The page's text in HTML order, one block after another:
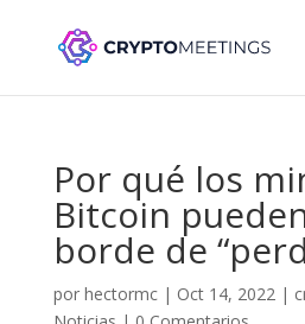
Por qué los
Bitcoin
borde de
por hectormc| Oct 14, 2022|